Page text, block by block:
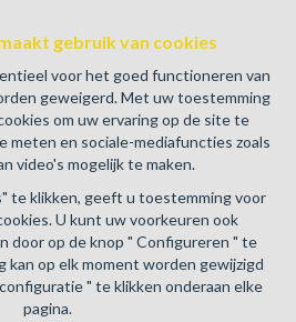
gebruik van cookies
voor het goed functioneren van
geweigerd. Met uw toestemming
om uw ervaring op de site te
meten en sociale-mediafuncties zoals
video's mogelijk te maken.
te klikken, geeft u toestemming voor
U kunt uw voorkeuren ook
door op de knop " Configureren " te
kan op elk moment worden gewijzigd
" te klikken onderaan elke
pagina.
Luxemburgstraat,
2 505 38 50 - info@biv.be) -
-Deontologische code
AXA Belgium, Troonplein 1, 1000
Dekking geldt voor
België worden uitgevoerd
van de website
Charter privéleven
configuratie